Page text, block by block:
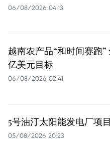
06/08/2026 04:13
越南农产品“和时间赛跑”
亿美元目标
06/08/2026 02:41
5号油汀太阳能发电厂项
05/08/2026 20:23